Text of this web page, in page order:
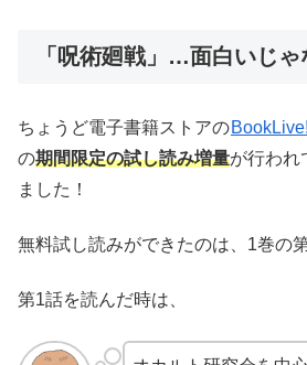
「呪術廻戦」…面白いじゃ
ちょうど電子書籍ストアのBookLive!
の期間限定の試し読み増量が行われ
ました！
無料試し読みができたのは、1巻の
第1話を読んだ時は、